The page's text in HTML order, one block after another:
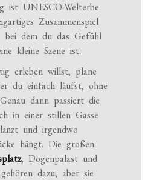
ist UNESCO-Welterbe
Zusammenspiel
bei dem du das Gefühl
kleine Szene ist.
erleben willst, plane
du einfach läufst, ohne
dann passiert die
in einer stillen Gasse
und irgendwo
hängt. Die großen
, Dogenpalast und
dazu, aber sie